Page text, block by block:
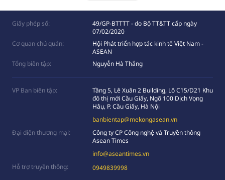
Giấy phép số:
49/GP-BTTTT - do Bộ TT&TT cấp ngày
07/02/2020
Cơ quan chủ quản:
Hội Phát triển hợp tác kinh tế Việt Nam -
ASEAN
Tổng biên tập:
Nguyễn Hà Thắng
VP Ban biên tập:
Tầng 5, Lê Xuân 2 Building, Lô C15/D21 Khu
đô thị mới Cầu Giấy, Ngõ 100 Dịch Vọng
Hâụ, P. Cầu Giấy, Hà Nội
banbientap@mekongasean.vn
Đại diện thương mại:
Công ty CP Công nghệ và Truyền thông
Asean Times
info@aseantimes.vn
Hỗ trợ truyền thông:
0949839998